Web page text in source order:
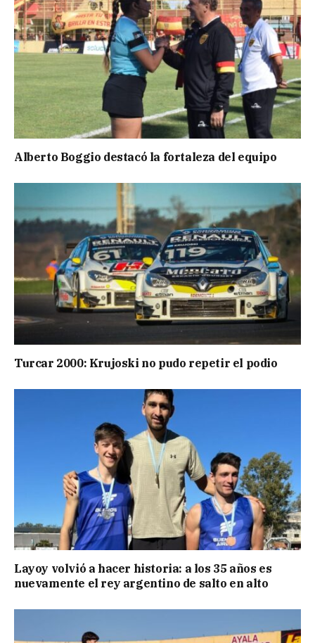
Alberto Boggio destacó la fortaleza del equipo
Turcar 2000: Krujoski no pudo repetir el podio
Layoy volvió a hacer historia: a los 35 años es
nuevamente el rey argentino de salto en alto